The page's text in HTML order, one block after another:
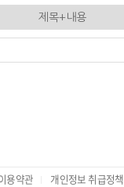
용약관 개인정보 취급정책